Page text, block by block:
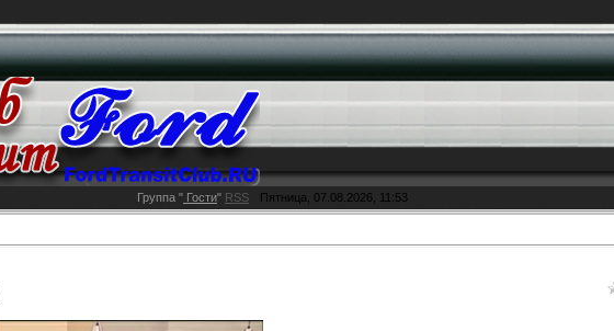
Группа " Гости" RSS Пятница, 07.08.2026, 11:53